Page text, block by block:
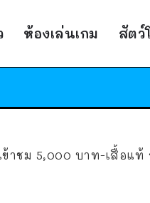
ห้องเล่นเกม สัตว์
าชม 5,000 บาท-เสื้อแ